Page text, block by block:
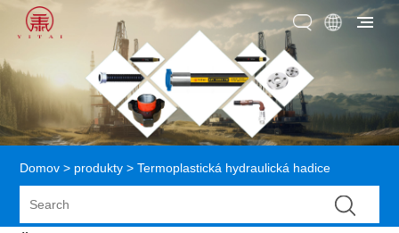
Domov > produkty > Termoplastická hydraulická hadice